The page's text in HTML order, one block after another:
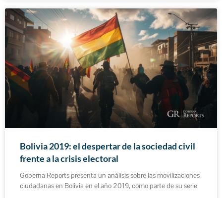
Bolivia 2019: el despertar de la sociedad civil
frente a la crisis electoral
Goberna Reports presenta un análisis sobre las movilizaciones
ciudadanas en Bolivia en el año 2019, como parte de su serie